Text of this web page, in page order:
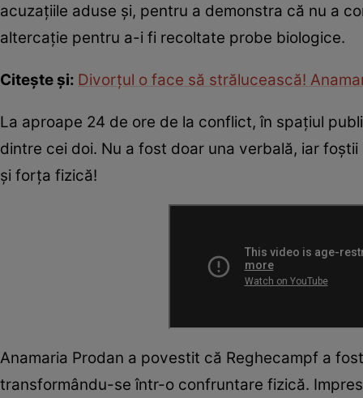
acuzațiile aduse și, pentru a demonstra că nu a
altercație pentru a-i fi recoltate probe biologice.
Citește și: Divorțul o face să strălucească!
La aproape 24 de ore de la conflict, în spațiul
dintre cei doi. Nu a fost doar una verbală, iar
și forța fizică!
Anamaria Prodan a povestit că Reghecampf a
transformându-se într-o confruntare fizică.